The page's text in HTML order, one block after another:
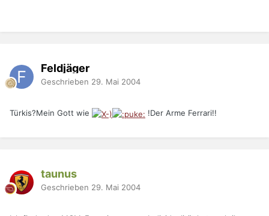
Feldjäger
Geschrieben 29. Mai 2004
Türkis?Mein Gott wie !Der Arme Ferrari!!
taunus
Geschrieben 29. Mai 2004